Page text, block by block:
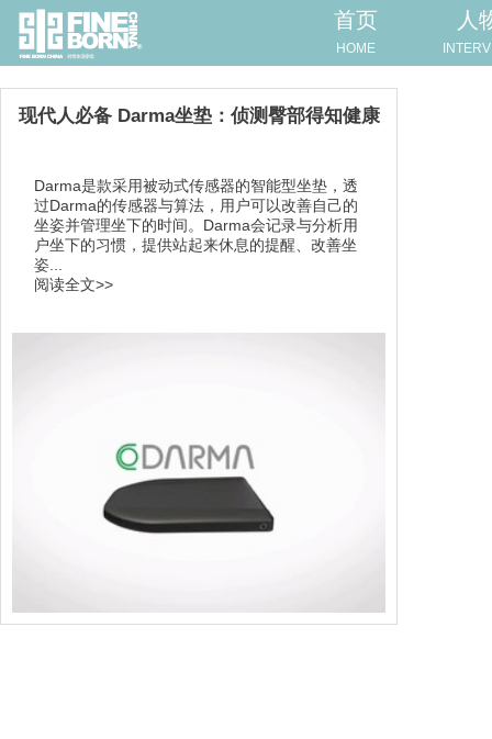
首页
HOME
人
现代人必备 Darma坐垫：侦测臀部得知健康
Darma是款采用被动式传感器的智能型坐垫，透
过Darma的传感器与算法，用户可以改善自己的
坐姿并管理坐下的时间。Darma会记录与分析用
户坐下的习惯，提供站起来休息的提醒、改善坐
姿...
阅读全文>>